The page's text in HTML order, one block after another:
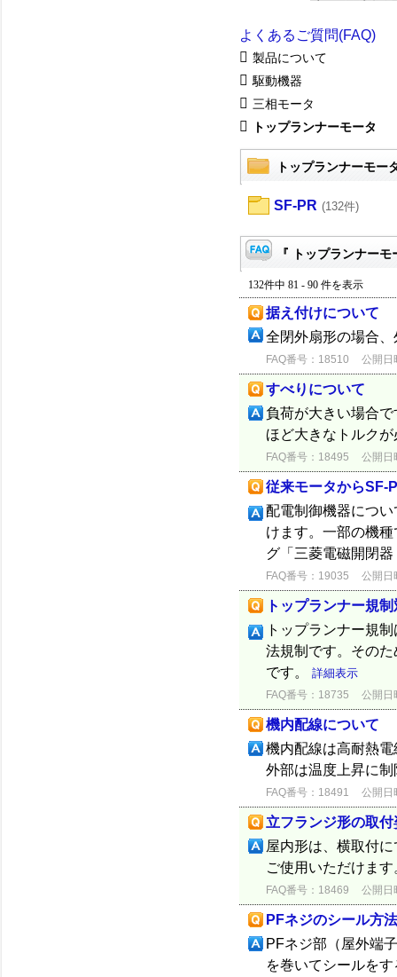
よくあるご質問(FAQ)
製品について
駆動機器
三相モータ
トップランナーモータ
トップランナーモー
SF-PR (132件)
『 トップランナー
132件中 81 - 90 件を表示
据え付けについて
全閉外扇形の場合
FAQ番号：18510 公開日
すべりについて
負荷が大きい場合
ほど大きなトルク
FAQ番号：18495 公開日
従来モータからSF-
配電制御機器につ
けます。一部の機
グ「三菱電磁開閉
FAQ番号：19035 公開日
トップランナー規
トップランナー規
法規制です。その
です。 詳細表示
FAQ番号：18735 公開日
機内配線について
機内配線は高耐熱
外部は温度上昇に
FAQ番号：18491 公開日
立フランジ形の取
屋内形は、横取付
ご使用いただけま
FAQ番号：18469 公開日
PFネジのシール方
PFネジ部（屋外端
を巻いてシールを